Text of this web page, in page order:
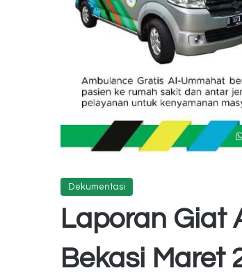
Dekumentasi
Laporan Giat
Bekasi Maret